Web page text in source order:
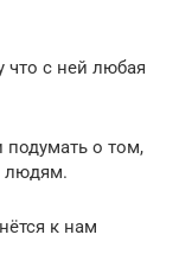
что с ней любая
подумать о том,
людям.
к нам